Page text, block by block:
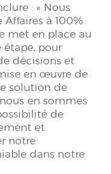
: « Nous
Affaires à 100%
met en place au
étape, pour
décisions et
en œuvre de
solution de
en sommes
de
et
notre
dans notre